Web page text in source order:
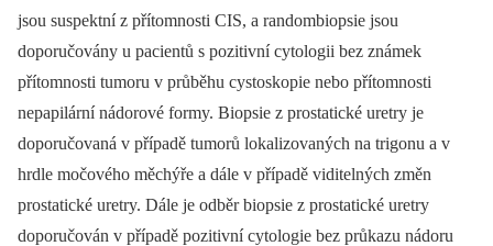
jsou suspektní z přítomnosti CIS, a randombiopsie jsou
doporučovány u pacientů s pozitivní cytologii bez známek
přítomnosti tumoru v průběhu cystoskopie nebo přítomnosti
nepapilární nádorové formy. Biopsie z prostatické uretry je
doporučovaná v případě tumorů lokalizovaných na trigonu a v
hrdle močového měchýře a dále v případě viditelných změn
prosta­tické uretry. Dále je odběr biopsie z prostatické uretry
doporučován v případě pozitivní cytologie bez průkazu nádoru